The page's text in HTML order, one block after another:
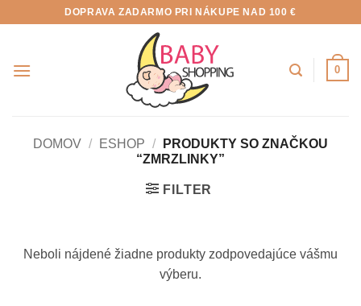
DOPRAVA ZADARMO PRI NÁKUPE NAD 100 €
0
DOMOV / ESHOP /
PRODUKTY SO ZNAČKOU
“ZMRZLINKY”
FILTER
Neboli nájdené žiadne produkty zodpovedajúce vášmu
výberu.